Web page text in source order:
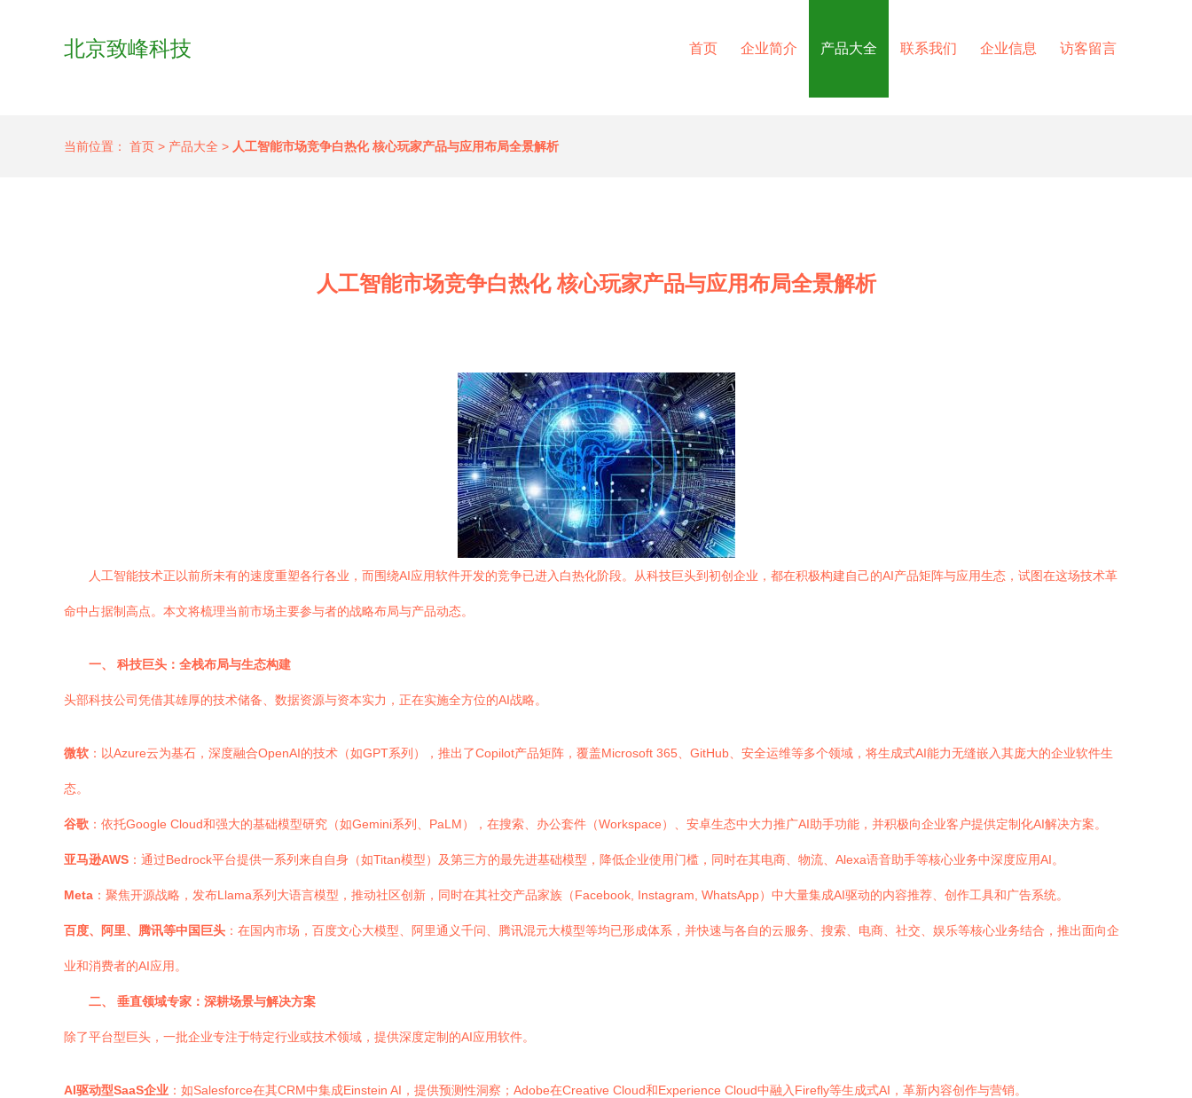
北京致峰科技 首页 企业简介 产品大全 联系我们 企业信息 访客留言
当前位置： 首页 > 产品大全 > 人工智能市场竞争白热化 核心玩家产品与应用布局全景解析
人工智能市场竞争白热化 核心玩家产品与应用布局全景解析
人工智能技术正以前所未有的速度重塑各行各业，而围绕AI应用软件开发的竞争已进入白热化阶段。从科技巨头到初创企业，都在积极构建自己的AI产品矩阵与应用生态，试图在这场技术革
命中占据制高点。本文将梳理当前市场主要参与者的战略布局与产品动态。
一、 科技巨头：全栈布局与生态构建
头部科技公司凭借其雄厚的技术储备、数据资源与资本实力，正在实施全方位的AI战略。
微软 ：以Azure云为基石，深度融合OpenAI的技术（如GPT系列），推出了Copilot产品矩阵，覆盖Microsoft 365、GitHub、安全运维等多个领域，将生成式AI能力无缝嵌入其庞大的企业软件生
态。
谷歌 ：依托Google Cloud和强大的基础模型研究（如Gemini系列、PaLM），在搜索、办公套件（Workspace）、安卓生态中大力推广AI助手功能，并积极向企业客户提供定制化AI解决方案。
亚马逊AWS ：通过Bedrock平台提供一系列来自自身（如Titan模型）及第三方的最先进基础模型，降低企业使用门槛，同时在其电商、物流、Alexa语音助手等核心业务中深度应用AI。
Meta ：聚焦开源战略，发布Llama系列大语言模型，推动社区创新，同时在其社交产品家族（Facebook, Instagram, WhatsApp）中大量集成AI驱动的内容推荐、创作工具和广告系统。
百度、阿里、腾讯等中国巨头 ：在国内市场，百度文心大模型、阿里通义千问、腾讯混元大模型等均已形成体系，并快速与各自的云服务、搜索、电商、社交、娱乐等核心业务结合，推出面向企
业和消费者的AI应用。
二、 垂直领域专家：深耕场景与解决方案
除了平台型巨头，一批企业专注于特定行业或技术领域，提供深度定制的AI应用软件。
AI驱动型SaaS企业 ：如Salesforce在其CRM中集成Einstein AI，提供预测性洞察；Adobe在Creative Cloud和Experience Cloud中融入Firefly等生成式AI，革新内容创作与营销。